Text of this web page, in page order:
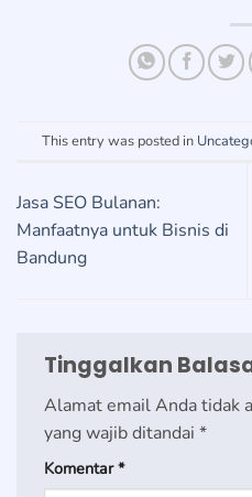
This entry was posted in
Jasa SEO Bulanan:
Manfaatnya untuk Bisnis di
Bandung
Tinggalkan
Alamat email Anda tidak
yang wajib ditandai *
Komentar*